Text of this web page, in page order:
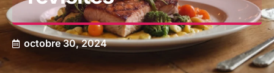
octobre 30, 2024